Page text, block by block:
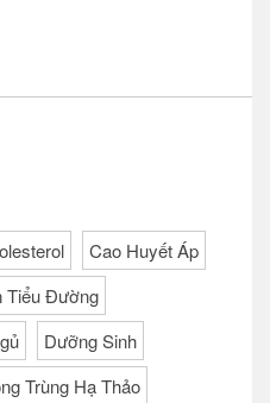
Cao Huyết Áp
Tiểu Đường
Dưỡng Sinh
Trùng Hạ Thảo